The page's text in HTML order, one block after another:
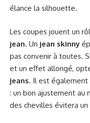
élance la silhouette.
Les coupes jouent un
jean. Un jean skinny
pas convenir à toutes.
et un effet allongé,
jeans. Il est
: un bon ajustement au
des chevilles évitera